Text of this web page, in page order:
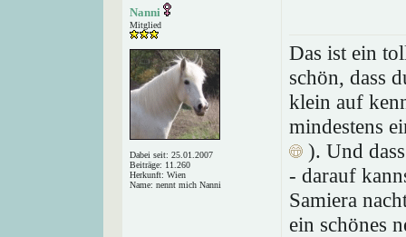
Nanni
Mitglied
Dabei seit: 25.01.2007
Beiträge: 11.260
Herkunft: Wien
Name: nennt mich Nanni
Das ist ein
schön, dass
klein auf
mindestens
). Und
- darauf
Samiera
ein schönes